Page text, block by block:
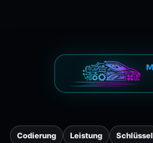
Codierung Leistung Schlüssel